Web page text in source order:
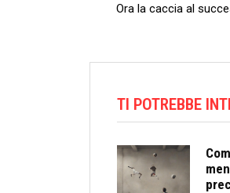
Ora la caccia al
TI POTREBBE